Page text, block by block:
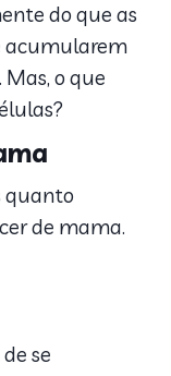
do que as
acumularem
o que
quanto
de mama.
se